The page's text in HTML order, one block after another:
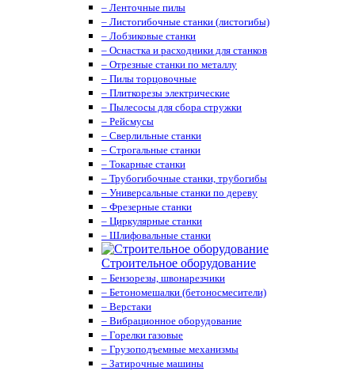
– Ленточные пилы
– Листогибочные станки (листогибы)
– Лобзиковые станки
– Оснастка и расходники для станков
– Отрезные станки по металлу
– Пилы торцовочные
– Плиткорезы электрические
– Пылесосы для сбора стружки
– Рейсмусы
– Сверлильные станки
– Строгальные станки
– Токарные станки
– Трубогибочные станки, трубогибы
– Универсальные станки по дереву
– Фрезерные станки
– Циркулярные станки
– Шлифовальные станки
Строительное оборудование
– Бензорезы, швонарезчики
– Бетономешалки (бетоносмесители)
– Верстаки
– Вибрационное оборудование
– Горелки газовые
– Грузоподъемные механизмы
– Затирочные машины